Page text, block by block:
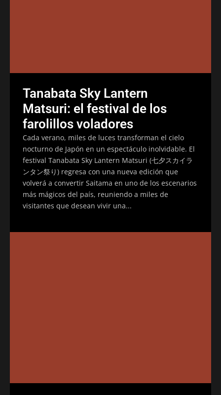
Tanabata Sky Lantern
Matsuri: el festival de los
farolillos voladores
Cada verano, miles de luces transforman el cielo
nocturno de Japón en un espectáculo inolvidable. El
festival Tanabata Sky Lantern Matsuri (七夕スカイラ
ンタン祭り) regresa con una nueva edición que
volverá a convertir Saitama en uno de los escenarios
más mágicos del país, reuniendo a miles de
visitantes que desean vivir una...